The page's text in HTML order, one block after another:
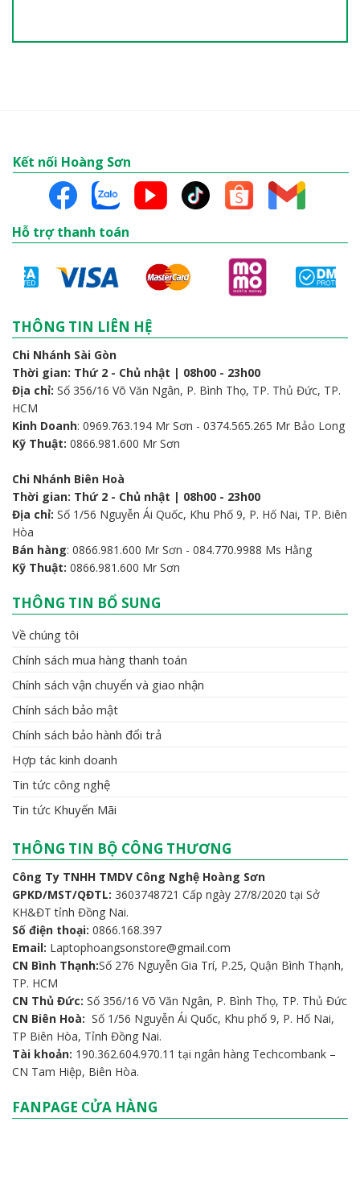
Kết nối Hoàng Sơn
Hỗ trợ thanh toán
THÔNG TIN LIÊN HỆ
Chi Nhánh Sài Gòn
Thời gian: Thứ 2 - Chủ nhật | 08h00 - 23h00
Địa chỉ: Số 356/16 Võ Văn Ngân, P. Bình Thọ, TP. Thủ Đức, TP.
HCM
Kinh Doanh: 0969.763.194 Mr Sơn - 0374.565.265 Mr Bảo Long
Kỹ Thuật: 0866.981.600 Mr Sơn
Chi Nhánh Biên Hoà
Thời gian: Thứ 2 - Chủ nhật | 08h00 - 23h00
Địa chỉ: Số 1/56 Nguyễn Ái Quốc, Khu Phố 9, P. Hố Nai, TP. Biên
Hòa
Bán hàng: 0866.981.600 Mr Sơn - 084.770.9988 Ms Hằng
Kỹ Thuật: 0866.981.600 Mr Sơn
THÔNG TIN BỔ SUNG
Về chúng tôi
Chính sách mua hàng thanh toán
Chính sách vận chuyển và giao nhận
Chính sách bảo mật
Chính sách bảo hành đổi trả
Hợp tác kinh doanh
Tin tức công nghệ
Tin tức Khuyến Mãi
THÔNG TIN BỘ CÔNG THƯƠNG
Công Ty TNHH TMDV Công Nghệ Hoàng Sơn
GPKD/MST/QĐTL: 3603748721 Cấp ngày 27/8/2020 tại Sở
KH&ĐT tỉnh Đồng Nai.
Số điện thoại: 0866.168.397
Email: Laptophoangsonstore@gmail.com
CN Bình Thạnh:Số 276 Nguyễn Gia Trí, P.25, Quận Bình Thạnh,
TP. HCM
CN Thủ Đức: Số 356/16 Võ Văn Ngân, P. Bình Thọ, TP. Thủ Đức
CN Biên Hoà: Số 1/56 Nguyễn Ái Quốc, Khu phố 9, P. Hố Nai,
TP Biên Hòa, Tỉnh Đồng Nai.
Tài khoản: 190.362.604.970.11 tại ngân hàng Techcombank –
CN Tam Hiệp, Biên Hòa.
FANPAGE CỬA HÀNG